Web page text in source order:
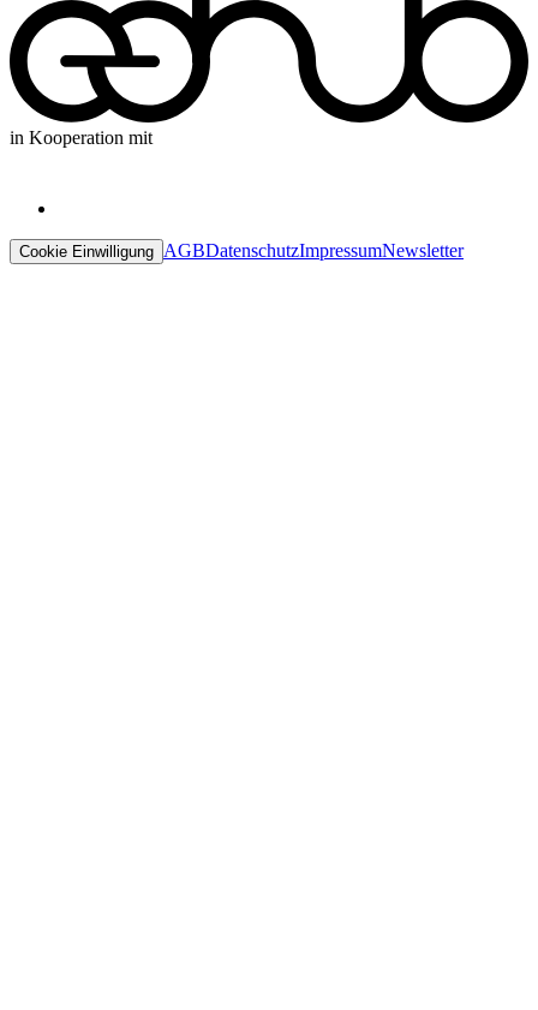
in Kooperation mit
Cookie Einwilligung AGBDatenschutzImpressumNewsletter